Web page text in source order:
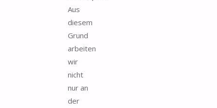
Aus
diesem
Grund
arbeiten
wir
nicht
nur an
der